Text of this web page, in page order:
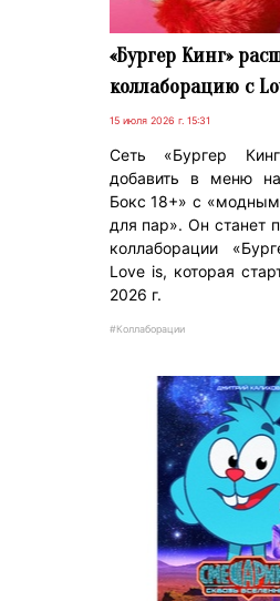
«Бургер Кинг»
коллаборацию с
15 июля 2026 г. 15:31
Сеть «Бургер
добавить в меню
Бокс 18+» с
для пар». Он станет
коллаборации
Love is, которая
2026 г.
#Коллаборации